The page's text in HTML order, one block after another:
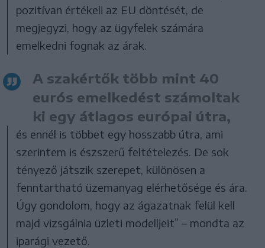
pozitívan értékeli az EU döntését, de
megjegyzi, hogy az ügyfelek számára
emelkedni fognak az árak.
A szakértők több mint 40
eurós emelkedést számoltak
ki egy átlagos európai útra,
és ennél is többet egy hosszabb útra, ami
szerintem is észszerű feltételezés. De sok
tényező játszik szerepet, különösen a
fenntartható üzemanyag elérhetősége és ára.
Úgy gondolom, hogy az ágazatnak felül kell
majd vizsgálnia üzleti modelljeit” – mondta az
iparági vezető.